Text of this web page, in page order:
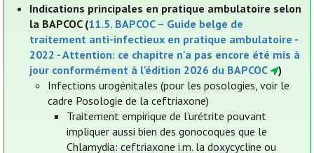
Indications principales en pratique ambulatoire selon
la BAPCOC (11.5. BAPCOC – Guide belge de
traitement anti-infectieux en pratique ambulatoire -
2022 - Attention: ce chapitre n'a pas encore été mis à
jour conformément à l'édition 2026 du BAPCOC
)
Infections urogénitales (pour les posologies, voir le
cadre Posologie de la ceftriaxone)
Traitement empirique de l’urétrite pouvant
impliquer aussi bien des gonocoques que le
Chlamydia: ceftriaxone i.m. la doxycycline ou